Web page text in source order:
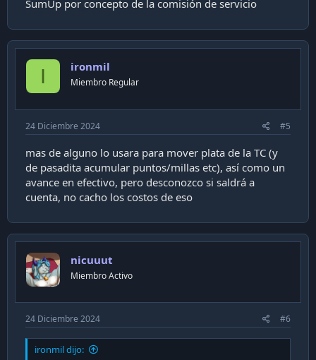
SumUp por concepto de la comisión de servicio
I ironmil
Miembro Regular
24 Diciembre 2024 #5
mas de alguno lo usara para mover plata de la TC (y
de pasadita acumular puntos/millas etc), así como un
avance en efectivo, pero desconozco si saldrá a
cuenta, no cacho los costos de eso
nicuuut
Miembro Activo
24 Diciembre 2024 #6
ironmil dijo: